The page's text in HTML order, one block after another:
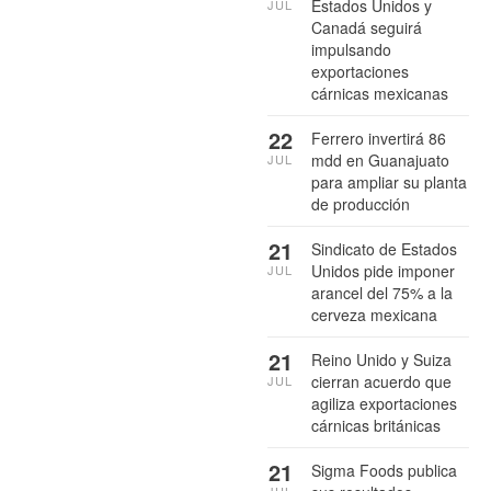
Estados Unidos y
Canadá seguirá
impulsando
exportaciones
cárnicas mexicanas
JUL
Ferrero invertirá 86
mdd en Guanajuato
para ampliar su planta
de producción
22
JUL
Sindicato de Estados
Unidos pide imponer
arancel del 75% a la
cerveza mexicana
21
JUL
Reino Unido y Suiza
cierran acuerdo que
agiliza exportaciones
cárnicas británicas
21
JUL
Sigma Foods publica
21